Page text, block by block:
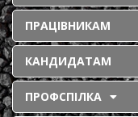
ПРАЦІВНИКАМ
КАНДИДАТАМ
ПРОФСПІЛКА